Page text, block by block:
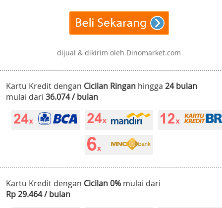
dijual & dikirim oleh Dinomarket.com
Kartu Kredit dengan Cicilan Ringan hingga 24 bulan
mulai dari 36.074 / bulan
Kartu Kredit dengan Cicilan 0% mulai dari
Rp 29.464 / bulan